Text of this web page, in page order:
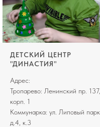
ДЕТСКИЙ ЦЕНТР
"ДИНАСТИЯ"
Адрес:
Тропарево: Ленинский пр. 137,
корп. 1
Коммунарка: ул. Липовый парк
д.4, к.3